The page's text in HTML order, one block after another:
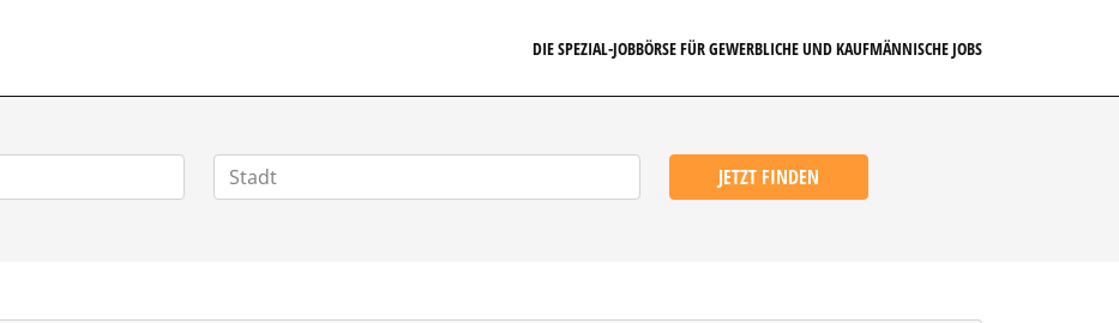
DIE SPEZIAL-JOBBÖRSE FÜR GEWERBLICHE UND KAUFMÄNNISCHE JOBS
JETZT FINDEN